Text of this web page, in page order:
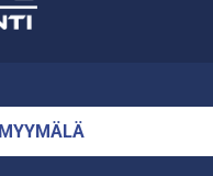
MYYMÄLÄ